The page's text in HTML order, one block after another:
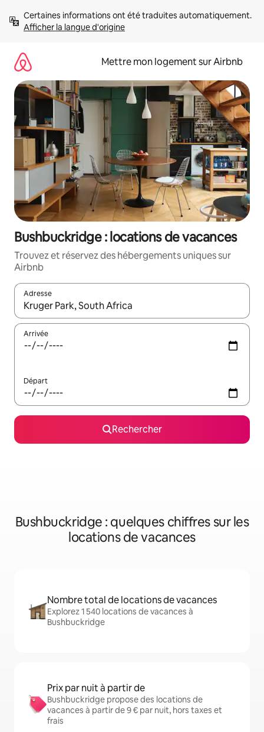
directement
Afficher la langue d'origine
Mettre mon logement sur Airbnb
Bushbuckridge : locations de vacances
Trouvez et réservez des hébergements uniques sur
Airbnb
Adresse
Lorsque les résultats s'affichent, utilisez les flèches vers le
Arrivée
Départ
Rechercher
Bushbuckridge : quelques chiffres sur les
locations de vacances
Nombre total de locations de vacances
Explorez 1 540 locations de vacances à
Bushbuckridge
Prix par nuit à partir de
Bushbuckridge propose des locations de
vacances à partir de 9 € par nuit, hors taxes et
frais